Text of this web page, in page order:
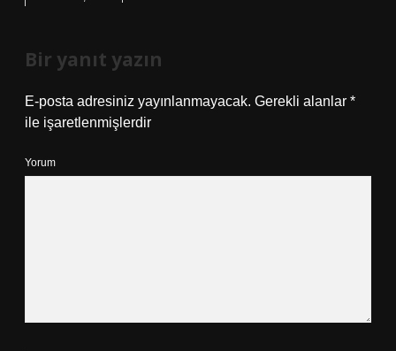
Bir yanıt yazın
E-posta adresiniz yayınlanmayacak. Gerekli alanlar *
ile işaretlenmişlerdir
Yorum